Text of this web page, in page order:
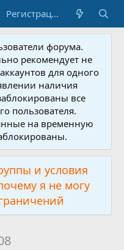
Регистрация
форума.
рекомендует не
для одного
наличия
все
пользователя.
на временную
и условия
я не могу